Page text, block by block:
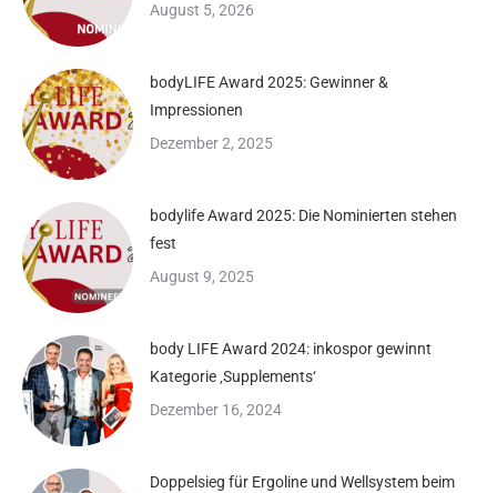
August 5, 2026
bodyLIFE Award 2025: Gewinner &
Impressionen
Dezember 2, 2025
bodylife Award 2025: Die Nominierten stehen
fest
August 9, 2025
body LIFE Award 2024: inkospor gewinnt
Kategorie ‚Supplements‘
Dezember 16, 2024
Doppelsieg für Ergoline und Wellsystem beim